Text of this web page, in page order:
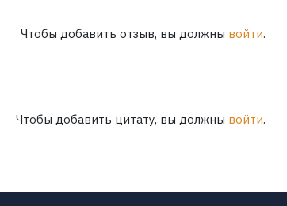
Чтобы добавить отзыв, вы должны войти.
Чтобы добавить цитату, вы должны войти.